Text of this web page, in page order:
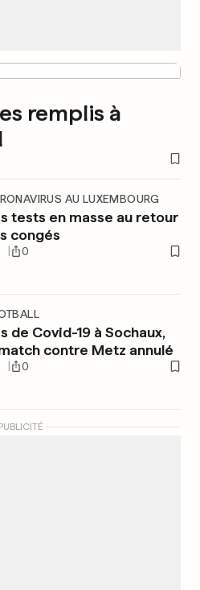
remplis à
AU LUXEMBOURG
tests en masse au retour
congés
0
de Covid-19 à Sochaux,
contre Metz annulé
0